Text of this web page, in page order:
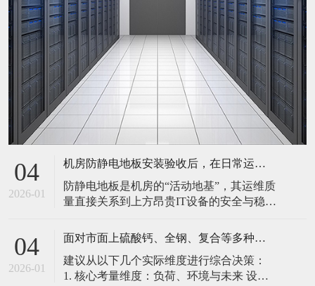
04
2026-01
机房防静电地板安装验收后，在日常运维中常常被忽视。请问，一套规范的、可操作的维护规程应包含哪些内容？有哪些“小问题”若不及时处理，会演变成“大故障”？
防静电地板是机房的“活动地基”，其运维质
量直接关系到上方昂贵IT设备的安全与稳
修，是保障其长期可靠的关键。 1. 建立分
由值班工程师执行）： 观： 巡检时观察地
面有无明显的水渍、油污或其它液体泼
04
2026-01
面对市面上硫酸钙、全钢、复合等多种类型的机房防静电地板，我们该如何科学选型？除了预算，更应该从哪些实际维度进行考量，以避免“过度配置”或“配置不足”？
建议从以下几个实际维度进行综合决策：
1. 核心考量维度：负荷、环境与未来 设备